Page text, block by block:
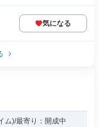
気になる
ム)/最寄り：開成中